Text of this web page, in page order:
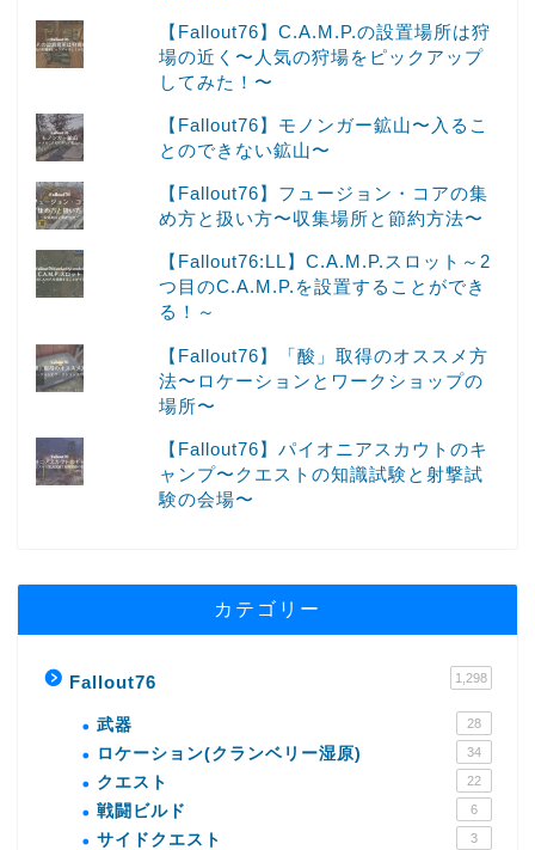
【Fallout76】C.A.M.P.の設置場所は狩
場の近く〜人気の狩場をピックアップ
してみた！〜
【Fallout76】モノンガー鉱山〜入るこ
とのできない鉱山〜
【Fallout76】フュージョン・コアの集
め方と扱い方〜収集場所と節約方法〜
【Fallout76:LL】C.A.M.P.スロット～2
つ目のC.A.M.P.を設置することができ
る！～
【Fallout76】「酸」取得のオススメ方
法〜ロケーションとワークショップの
場所〜
【Fallout76】パイオニアスカウトのキ
ャンプ〜クエストの知識試験と射撃試
験の会場〜
カテゴリー
Fallout76 1,298
武器 28
ロケーション(クランベリー湿原) 34
クエスト 22
戦闘ビルド 6
サイドクエスト 3